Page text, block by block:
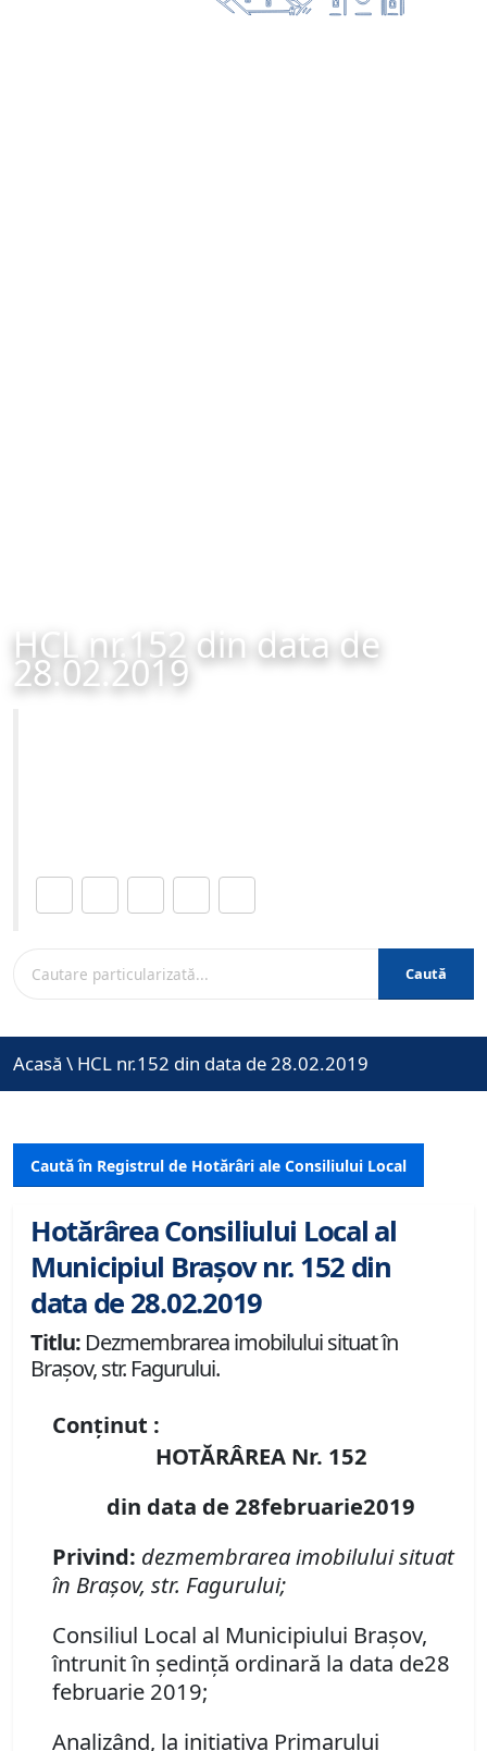
HCL nr.152 din data de
28.02.2019
Caută
Acasă \ HCL nr.152 din data de 28.02.2019
Caută în Registrul de Hotărâri ale Consiliului Local
Hotărârea Consiliului Local al
Municipiul Brașov nr. 152 din
data de 28.02.2019
Titlu: Dezmembrarea imobilului situat în
Braşov, str. Fagurului.
Conținut :
HOTĂRÂREA Nr. 152
din data de 28februarie2019
Privind: dezmembrarea imobilului situat
în Braşov, str. Fagurului;
Consiliul Local al Municipiului Braşov,
întrunit în şedinţă ordinară la data de28
februarie 2019;
Analizând, la iniţiativa Primarului